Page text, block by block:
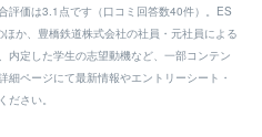
評価は3.1点です（口コミ回答数40件）。ES
か、豊橋鉄道株式会社の社員・元社員による
内定した学生の志望動機など、一部コンテン
ページにて最新情報やエントリーシート・
さい。